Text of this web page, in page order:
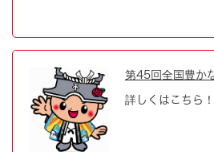
第45回全国豊か
詳しくはこちら！